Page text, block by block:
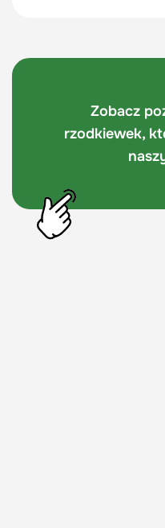
Zobacz
rzodkiewek,